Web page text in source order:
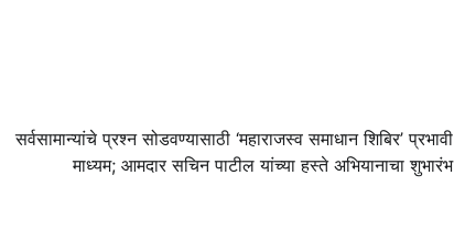
सर्वसामान्यांचे प्रश्न सोडवण्यासाठी ‘महाराजस्व समाधान शिबिर’ प्रभावी
माध्यम; आमदार सचिन पाटील यांच्या हस्ते अभियानाचा शुभारंभ